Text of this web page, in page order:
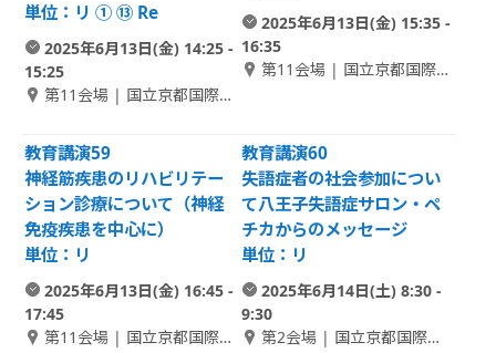
単位：リ ① ⑬ Re
2025年6月13日(金) 14:25 -
15:25
第11会場 | 国立京都国際会
2025年6月13日(金) 15:35 -
16:35
第11会場 | 国立京都国際会
教育講演59
神経筋疾患のリハビリテー
ション診療について（神経
免疫疾患を中心に）
単位：リ
2025年6月13日(金) 16:45 -
17:45
第11会場 | 国立京都国際会
教育講演60
失語症者の社会参加につい
て八王子失語症サロン・ペ
チカからのメッセージ
単位：リ
2025年6月14日(土) 8:30 -
9:30
第2会場 | 国立京都国際会